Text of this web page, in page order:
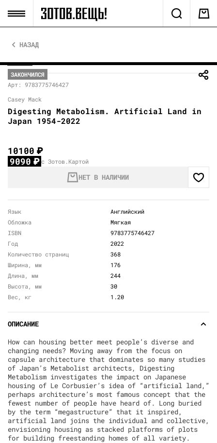
НАЗАД
ЗАКОНЧИЛСЯ
Арт: 9783775746427
Casey Mack
Digesting Metabolism. Artificial Land in
Japan 1954-2022
10100₽
9090₽ с Зотов.Картой
НЕТ В НАЛИЧИИ
Язык
Английский
Обложка
Мягкая
ISBN
9783775746427
Год
2022
Количество страниц
368
Ширина, мм
176
Длина, мм
244
Высота, мм
30
Вес, кг
1.20
ОПИСАНИЕ
How can housing better meet people’s diverse and
changing needs? Moving away from the focus on
capsule architecture that dominates so many studies
of Japan’s Metabolist architects, Digesting
Metabolism investigates the impact on Japanese
housing of Le Corbusier’s idea of “artificial land,”
perhaps architecture’s most famous concept that the
fewest number of people have heard of. Long buried
by the term “megastructure” that it inspired,
artificial land joins the individual and collective,
envisioning housing as stacked platforms of plots
for building freestanding homes of all variety.